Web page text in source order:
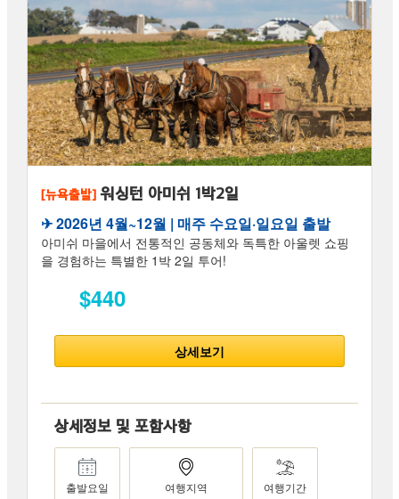
[뉴욕출발] 워싱턴 아미쉬 1박2일
✈︎ 2026년 4월~12월 | 매주 수요일·일요일 출발
아미쉬 마을에서 전통적인 공동체와 독특한 아울렛 쇼핑
을 경험하는 특별한 1박 2일 투어!
$440
상세보기
상세정보 및 포함사항
출발요일
여행지역
여행기간